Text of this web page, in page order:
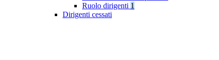
Ruolo dirigenti 1
Dirigenti cessati